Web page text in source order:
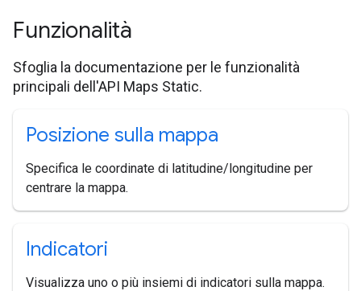
Funzionalità
Sfoglia la documentazione per le funzionalità
principali dell'API Maps Static.
Posizione sulla mappa
Specifica le coordinate di latitudine/longitudine per
centrare la mappa.
Indicatori
Visualizza uno o più insiemi di indicatori sulla mappa.